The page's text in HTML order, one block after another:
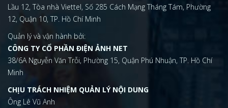
Lầu 12, Tòa nhà Viettel, Số 285 Cách Mạng Tháng Tám, Phường
12, Quận 10, TP. Hồ Chí Minh
Quản lý và vận hành bởi:
CÔNG TY CỔ PHẦN ĐIỆN ẢNH NET
38/6A Nguyễn Văn Trỗi, Phường 15, Quận Phú Nhuận, TP. Hồ Chí
Minh
CHỊU TRÁCH NHIỆM QUẢN LÝ NỘI DUNG
Ông Lê Vũ Anh